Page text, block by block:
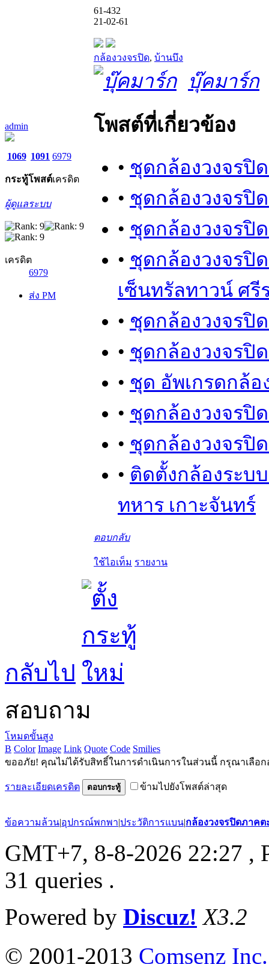
admin
1069
กระทู้
1091
โพสต์
6979
เครดิต
ผู้ดูแลระบบ
เครดิต
6979
ส่ง PM
61-432
21-02-61
กล้องวงจรปิด, บ้านบึง
บุ๊คมาร์ก
โพสต์ที่เกี่ยวข้อง
• ชุดกล้องวงจรปิ
• ชุดกล้องวงจรปิด
• ชุดกล้องวงจรปิ
• ชุดกล้องวงจรปิด
เซ็นทรัลทาวน์ ศรี
• ชุดกล้องวงจรปิด
• ชุดกล้องวงจรปิด
• ชุด อัพเกรดกล้อ
• ชุดกล้องวงจรปิ
• ชุดกล้องวงจรปิ
• ติดตั้งกล้องระบ
ทหาร เกาะจันทร์
ตอบกลับ
ใช้ไอเท็ม รายงาน
กลับไป
สอบถาม
โหมดขั้นสูง
B Color Image Link Quote Code Smilies
ขออภัย! คุณไม่ได้รับสิทธิ์ในการดำเนินการในส่วนนี้ กรุณาเลือก
รายละเอียดเครดิต ตอบกระทู้ ข้ามไปยังโพสต์ล่าสุด
ข้อความล้วน|อุปกรณ์พกพา|ประวัติการแบน|กล้องวงจรปิดภาค
GMT+7, 8-8-2026 22:27 ,
31 queries .
Powered by Discuz! X3.2
© 2001-2013 Comsenz Inc.